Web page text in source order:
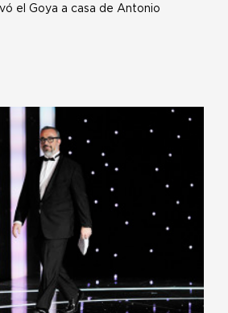
el Goya a casa de Antonio